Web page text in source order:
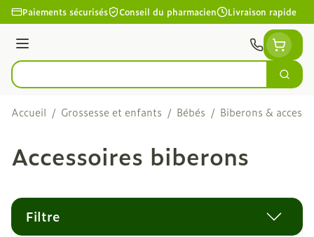
Aller au contenu
Paiements sécurisés Conseil du pharmacien Livraison rapide
Menu
Rechercher
Accueil / Grossesse et enfants / Bébés / Biberons &
Accessoires biberons
Filtre